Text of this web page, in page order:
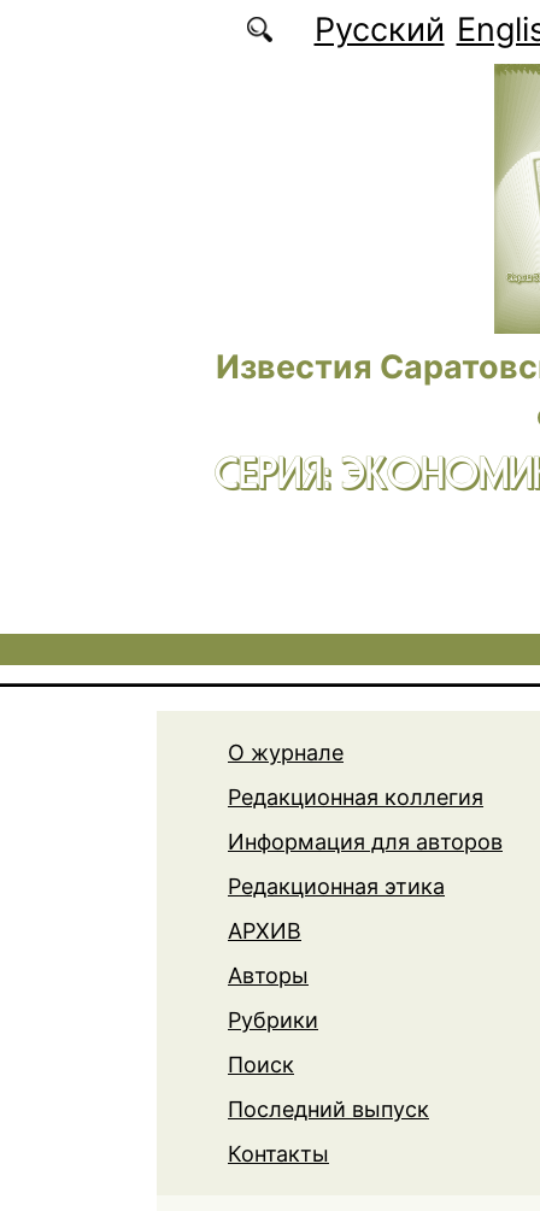
Перейти к основному содержаниюРусский
Известия
СЕРИЯ:
О журнале
Редакционная коллегия
Информация для авторов
Редакционная этика
АРХИВ
Авторы
Рубрики
Поиск
Последний выпуск
Контакты